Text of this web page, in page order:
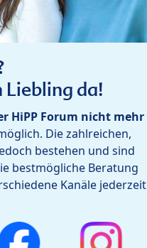
Liebling da!
HiPP Forum nicht mehr
Die zahlreichen,
bestehen und sind
bestmögliche Beratung
Kanäle jederzeit